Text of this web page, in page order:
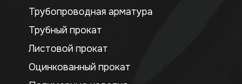
Трубопроводная арматура
Трубный прокат
Листовой прокат
Оцинкованный прокат